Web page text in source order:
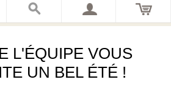
L'ÉQUIPE VOUS
UN BEL ÉTÉ !